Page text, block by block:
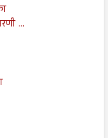
...